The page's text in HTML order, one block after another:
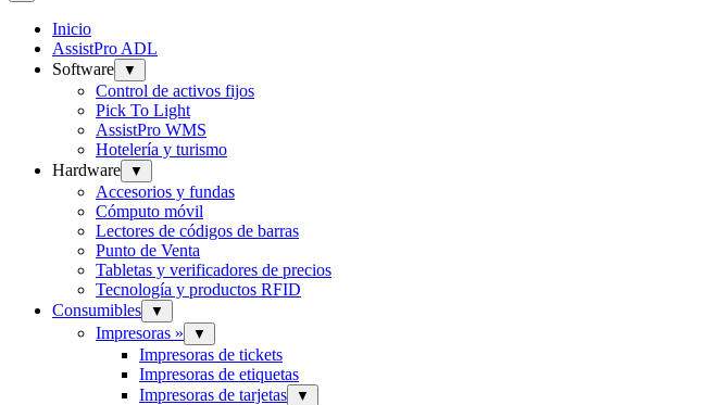
Inicio
AssistPro ADL
Software
▼
Control de activos fijos
Pick To Light
AssistPro WMS
Hotelería y turismo
Hardware
▼
Accesorios y fundas
Cómputo móvil
Lectores de códigos de barras
Punto de Venta
Tabletas y verificadores de precios
Tecnología y productos RFID
Consumibles
▼
Impresoras » ▼
Impresoras de tickets
Impresoras de etiquetas
Impresoras de tarjetas
▼